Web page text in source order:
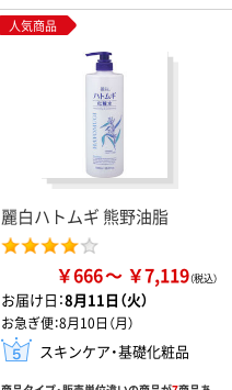
人気商品
麗白ハトムギ 熊野油脂
￥666 ￥7,119
お届け日：8月11日（火）
お急ぎ便：8月10日（月）
スキンケア・基礎化粧品